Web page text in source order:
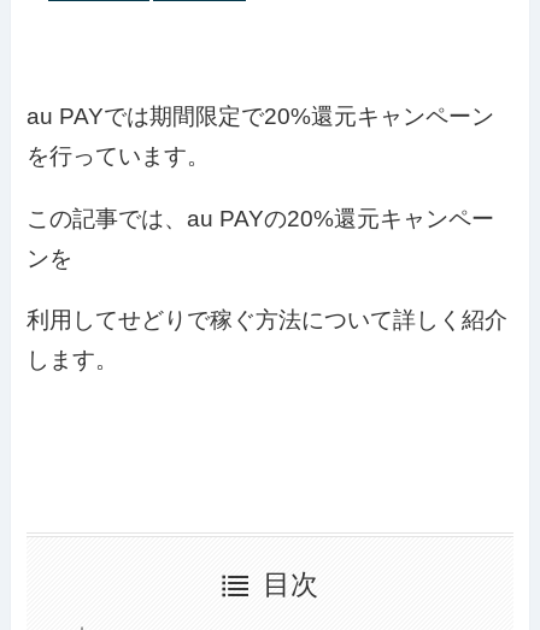
au PAYでは期間限定で20%還元キャンペーン
を行っています。
この記事では、au PAYの20%還元キャンペー
ンを
利用してせどりで稼ぐ方法について詳しく紹介
します。
目次